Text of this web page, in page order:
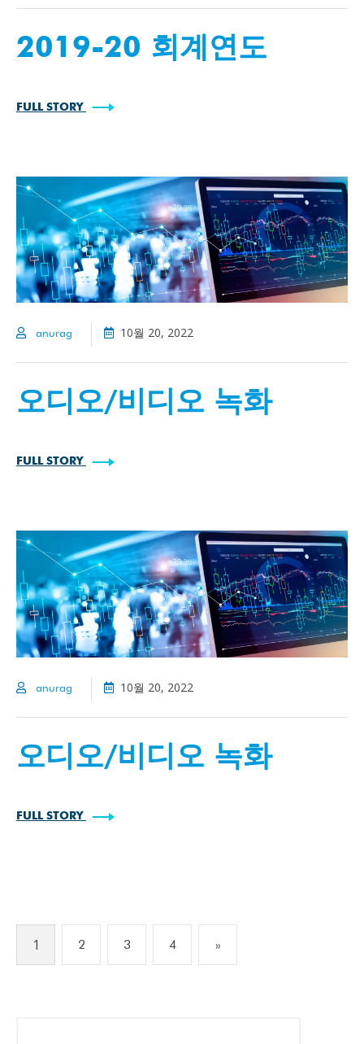
2019-20 회계연도
FULL STORY
anurag 10월 20, 2022
오디오/비디오 녹화
FULL STORY
anurag 10월 20, 2022
오디오/비디오 녹화
FULL STORY
1 2 3 4 »